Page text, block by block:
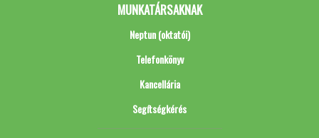
MUNKATÁRSAKNAK
Neptun (oktatói)
Telefonkönyv
Kancellária
Segítségkérés